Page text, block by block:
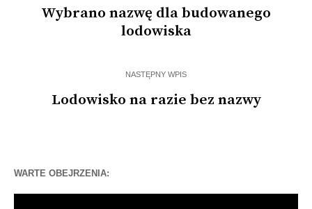
Wybrano nazwę dla budowanego
lodowiska
NASTĘPNY WPIS
Lodowisko na razie bez nazwy
WARTE OBEJRZENIA: